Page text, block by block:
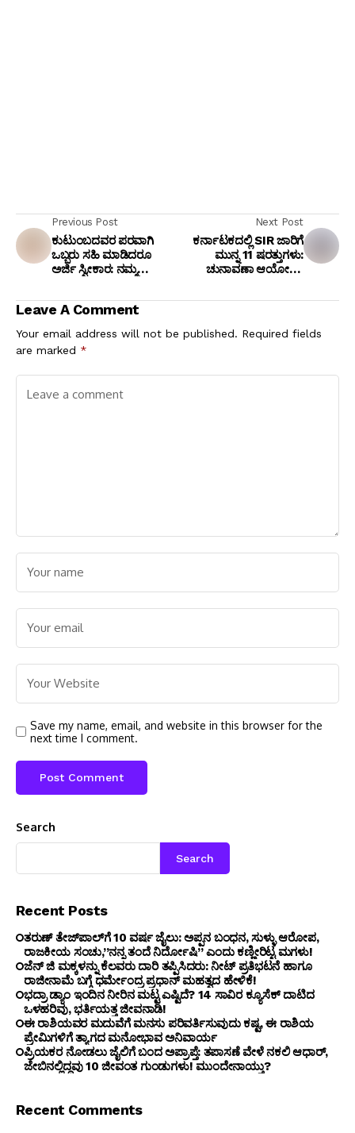
Previous Post
ಕುಟುಂಬದವರ ಪರವಾಗಿ
ಒಬ್ಬರು ಸಹಿ ಮಾಡಿದರೂ
ಅರ್ಜಿ ಸ್ವೀಕಾರ: ನಮ್ಮ
ಮತದಾರರಿಗೆ ನೀಡಲು
ಸಾಧ್ಯವೇ ಎಂದ ಸಿಎಂ ಡಿಕೆಶಿ!
Next Post
ಕರ್ನಾಟಕದಲ್ಲಿ SIR ಜಾರಿಗೆ
ಮುನ್ನ 11 ಷರತ್ತುಗಳು:
ಚುನಾವಣಾ ಆಯೋಗಕ್ಕೆ
ಕೊಟ್ಟಿಲ್ಲ ಯಾಕೆ ಎಂದ್ರು
Leave A Comment
Your email address will not be published. Required fields
are marked *
Save my name, email, and website in this browser for the
next time I comment.
Search
Search
Recent Posts
ತರುಣ್ ತೇಜ್‌ಪಾಲ್‌ಗೆ 10 ವರ್ಷ ಜೈಲು: ಅಪ್ಪನ ಬಂಧನ, ಸುಳ್ಳು ಆರೋಪ,
ರಾಜಕೀಯ ಸಂಚು,”ನನ್ನ ತಂದೆ ನಿರ್ದೋಷಿ” ಎಂದು ಕಣ್ಣೀರಿಟ್ಟ ಮಗಳು!
ಜೆನ್ ಜಿ ಮಕ್ಕಳನ್ನು ಕೆಲವರು ದಾರಿ ತಪ್ಪಿಸಿದರು: ನೀಟ್ ಪ್ರತಿಭಟನೆ ಹಾಗೂ
ರಾಜೀನಾಮೆ ಬಗ್ಗೆ ಧರ್ಮೇಂದ್ರ ಪ್ರಧಾನ್ ಮಹತ್ವದ ಹೇಳಿಕೆ!
ಭದ್ರಾ ಡ್ಯಾಂ ಇಂದಿನ ನೀರಿನ ಮಟ್ಟ ಎಷ್ಟಿದೆ? 14 ಸಾವಿರ ಕ್ಯೂಸೆಕ್ ದಾಟಿದ
ಒಳಹರಿವು, ಭರ್ತಿಯತ್ತ ಜೀವನಾಡಿ!
ಈ ರಾಶಿಯವರ ಮದುವೆಗೆ ಮನಸು ಪರಿವರ್ತಿಸುವುದು ಕಷ್ಟ, ಈ ರಾಶಿಯ
ಪ್ರೇಮಿಗಳಿಗೆ ತ್ಯಾಗದ ಮನೋಭಾವ ಅನಿವಾರ್ಯ
ಪ್ರಿಯಕರ ನೋಡಲು ಜೈಲಿಗೆ ಬಂದ ಅಪ್ರಾಪ್ತೆ: ತಪಾಸಣೆ ವೇಳೆ ನಕಲಿ ಆಧಾರ್,
ಜೇಬಿನಲ್ಲಿದ್ದವು 10 ಜೀವಂತ ಗುಂಡುಗಳು! ಮುಂದೇನಾಯ್ತು?
Recent Comments